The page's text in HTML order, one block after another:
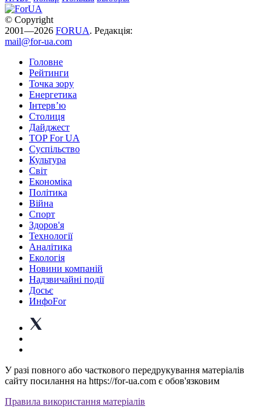
© Copyright
2001—2026 FORUA. Редакція:
mail@for-ua.com
Головне
Рейтинги
Точка зору
Енергетика
Інтерв’ю
Столиця
Дайджест
TOP For UA
Суспiльство
Культура
Світ
Економіка
Політика
Війна
Спорт
Здоров'я
Технології
Аналітика
Екологія
Новини компаній
Надзвичайні події
Досьє
ИнфоFor
У разі повного або часткового передрукування матеріалів
сайту посилання на https://for-ua.com є обов'язковим
Правила використання матеріалів